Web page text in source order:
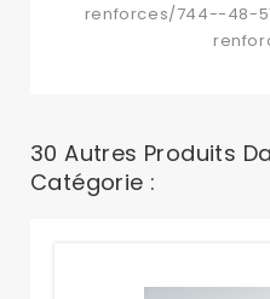
renforces/744--48-
30 Autres Produits
Catégorie :